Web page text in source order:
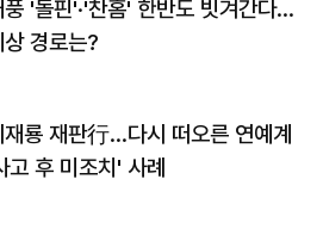
풍 '돌핀'·'찬홈' 한반도 빗겨간다…
상 경로는?
재룡 재판行…다시 떠오른 연예계
고 후 미조치' 사례